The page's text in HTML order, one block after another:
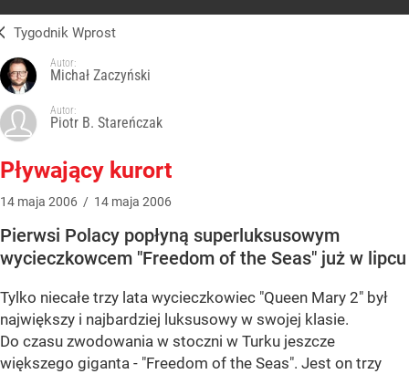
Tygodnik Wprost
Autor:
Michał Zaczyński
Autor:
Piotr B. Stareńczak
Pływający kurort
14 maja 2006 / 14 maja 2006
Pierwsi Polacy popłyną superluksusowym
wycieczkowcem "Freedom of the Seas" już w lipcu
Tylko niecałe trzy lata wycieczkowiec "Queen Mary 2" był
największy i najbardziej luksusowy w swojej klasie.
Do czasu zwodowania w stoczni w Turku jeszcze
większego giganta - "Freedom of the Seas". Jest on trzy